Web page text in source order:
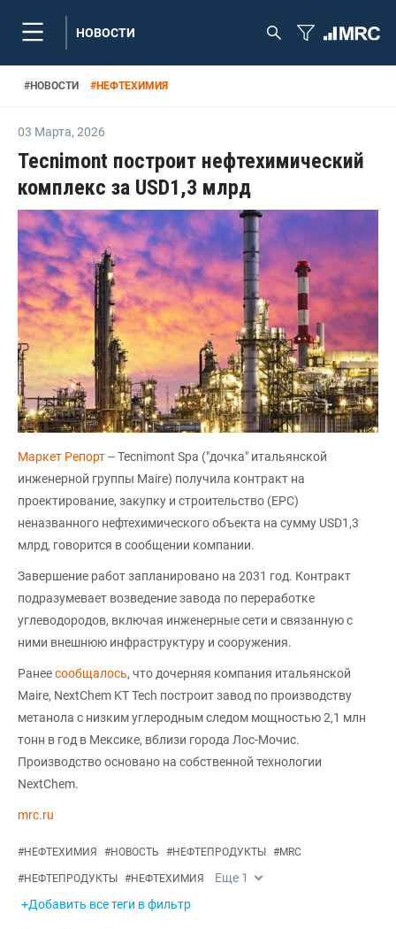
НОВОСТИ
#НОВОСТИ #НЕФТЕХИМИЯ
03 Марта, 2026
Tecnimont построит нефтехимический
комплекс за USD1,3 млрд
Маркет Репорт-- Tecnimont Spa ("дочка" итальянской
инженерной группы Maire) получила контракт на
проектирование, закупку и строительство (EPC)
неназванного нефтехимического объекта на сумму USD1,3
млрд, говорится в сообщении компании.
Завершение работ запланировано на 2031 год. Контракт
подразумевает возведение завода по переработке
углеводородов, включая инженерные сети и связанную с
ними внешнюю инфраструктуру и сооружения.
Ранеесообщалось, что дочерняя компания итальянской
Maire, NextChem KT Tech построит завод по производству
метанола с низким углеродным следом мощностью 2,1 млн
тонн в год в Мексике, вблизи города Лос-Мочис.
Производство основано на собственной технологии
NextChem.
mrc.ru
#НЕФТЕХИМИЯ #НОВОСТЬ #НЕФТЕПРОДУКТЫ #MRC
#НЕФТЕПРОДУКТЫ #НЕФТЕХИМИЯ Еще 1
+Добавить все теги в фильтр